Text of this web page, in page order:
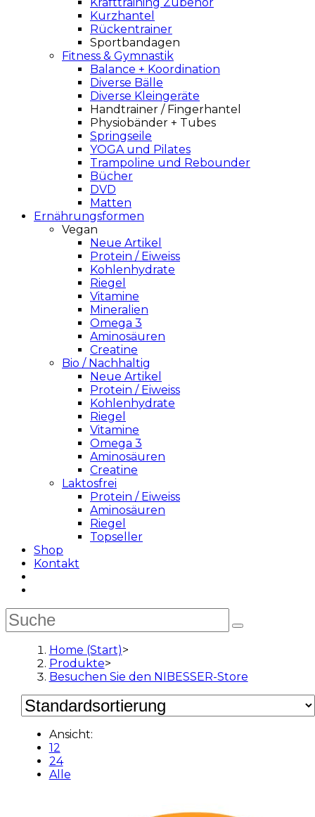
Kurzhantel
Rückentrainer
Sportbandagen
Fitness & Gymnastik
Balance + Koordination
Diverse Bälle
Diverse Kleingeräte
Handtrainer / Fingerhantel
Physiobänder + Tubes
Springseile
YOGA und Pilates
Trampoline und Rebounder
Bücher
DVD
Matten
Ernährungsformen
Vegan
Neue Artikel
Protein / Eiweiss
Kohlenhydrate
Riegel
Vitamine
Mineralien
Omega 3
Aminosäuren
Creatine
Bio / Nachhaltig
Neue Artikel
Protein / Eiweiss
Kohlenhydrate
Riegel
Vitamine
Omega 3
Aminosäuren
Creatine
Laktosfrei
Protein / Eiweiss
Aminosäuren
Riegel
Topseller
Shop
Kontakt
Home (Start)>
Produkte>
Besuchen Sie den NIBESSER-Store
Ansicht:
12
24
Alle